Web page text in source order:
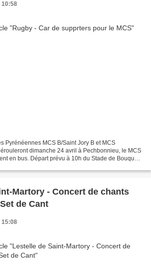
10:58
Pyrénéennes MCS B/Saint Jory B et MCS
dimanche 24 avril à Pechbonnieu, le MCS
en bus. Départ prévu à 10h du Stade de Bouque
Martory - Concert de chants
de Cant
15:08